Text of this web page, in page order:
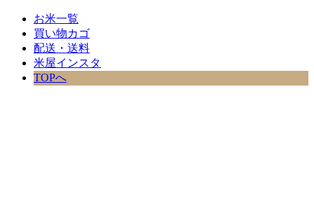
お米一覧
買い物カゴ
配送・送料
米屋インスタ
TOPへ